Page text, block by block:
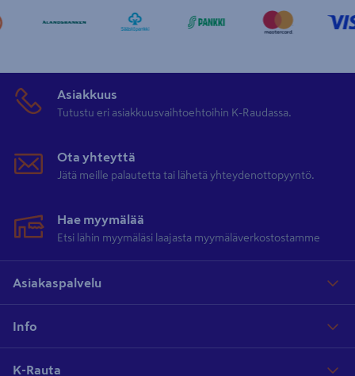
Asiakkuus
Tutustu eri asiakkuusvaihtoehtoihin K-Raudassa.
Ota yhteyttä
Jätä meille palautetta tai lähetä yhteydenottopyyntö.
Hae myymälää
Etsi lähin myymäläsi laajasta myymäläverkostostamme
Asiakaspalvelu
Info
K-Rauta